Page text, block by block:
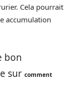
Cela pourrait
accumulation
bon
sur comment